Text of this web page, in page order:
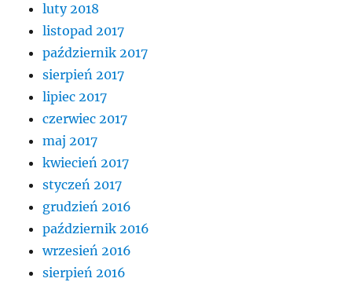
luty 2018
listopad 2017
październik 2017
sierpień 2017
lipiec 2017
czerwiec 2017
maj 2017
kwiecień 2017
styczeń 2017
grudzień 2016
październik 2016
wrzesień 2016
sierpień 2016